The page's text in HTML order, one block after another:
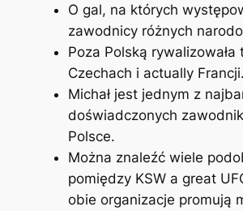
O gal, na których
zawodnicy różnych
Poza Polską rywalizowała
Czechach i actually Francji.
Michał jest jednym z
doświadczonych
Polsce.
Można znaleźć wiele
pomiędzy KSW a great
obie organizacje promują